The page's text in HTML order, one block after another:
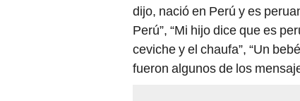
dijo, nació en Perú y es
Perú”, “Mi hijo dice que es
ceviche y el chaufa”, “Un
fueron algunos de los